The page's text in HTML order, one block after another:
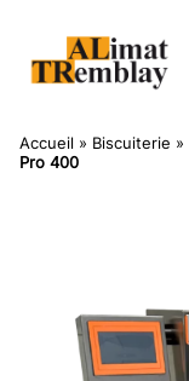
Accueil » Biscuiterie »
Pro 400